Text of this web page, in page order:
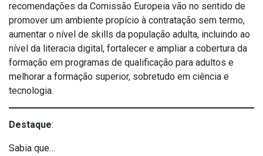
recomendações da Comissão Europeia vão no sentido de
promover um ambiente propício à contratação sem termo,
aumentar o nível de skills da população adulta, incluindo ao
nível da literacia digital, fortalecer e ampliar a cobertura da
formação em programas de qualificação para adultos e
melhorar a formação superior, sobretudo em ciência e
tecnologia.
Destaque:
Sabia que…